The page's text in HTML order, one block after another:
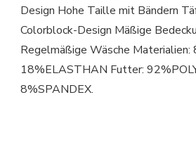
Design Hohe Taille mit Bändern
Colorblock-Design Mäßige
Regelmäßige Wäsche Materialien:
18%ELASTHAN Futter:
8%SPANDEX.